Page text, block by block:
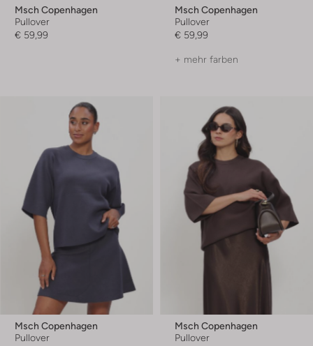
Msch Copenhagen
Pullover
€ 59,99
Msch Copenhagen
Pullover
€ 59,99
+ mehr farben
Msch Copenhagen
Pullover
Msch Copenhagen
Pullover